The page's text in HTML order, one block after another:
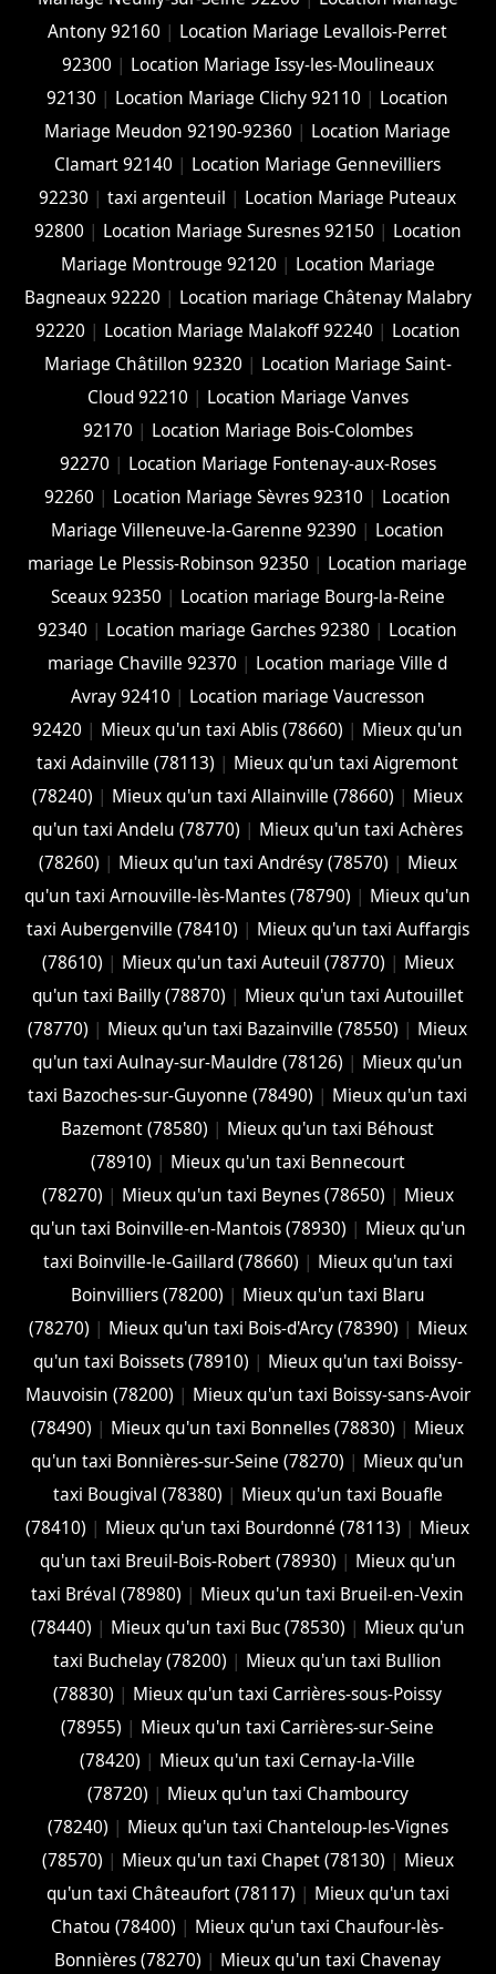
Antony 92160 | Location Mariage Levallois-Perret
92300 | Location Mariage Issy-les-Moulineaux
92130 | Location Mariage Clichy 92110 | Location
Mariage Meudon 92190-92360 | Location Mariage
Clamart 92140 | Location Mariage Gennevilliers
92230 |taxi argenteuil | Location Mariage Puteaux
92800 | Location Mariage Suresnes 92150 | Location
Mariage Montrouge 92120 | Location Mariage
Bagneaux 92220 | Location mariage Châtenay Malabry
92220 | Location Mariage Malakoff 92240 | Location
Mariage Châtillon 92320 | Location Mariage Saint-
Cloud 92210 | Location Mariage Vanves
92170 | Location Mariage Bois-Colombes
92270 | Location Mariage Fontenay-aux-Roses
92260 | Location Mariage Sèvres 92310 | Location
Mariage Villeneuve-la-Garenne 92390 | Location
mariage Le Plessis-Robinson 92350 | Location mariage
Sceaux 92350 | Location mariage Bourg-la-Reine
92340 | Location mariage Garches 92380 | Location
mariage Chaville 92370 | Location mariage Ville d
Avray 92410 | Location mariage Vaucresson
92420 | Mieux qu'un taxi Ablis (78660) | Mieux qu'un
taxi Adainville (78113) | Mieux qu'un taxi Aigremont
(78240) | Mieux qu'un taxi Allainville (78660) | Mieux
qu'un taxi Andelu (78770) | Mieux qu'un taxi Achères
(78260) | Mieux qu'un taxi Andrésy (78570) | Mieux
qu'un taxi Arnouville-lès-Mantes (78790) | Mieux qu'un
taxi Aubergenville (78410) | Mieux qu'un taxi Auffargis
(78610) | Mieux qu'un taxi Auteuil (78770) | Mieux
qu'un taxi Bailly (78870) | Mieux qu'un taxi Autouillet
(78770) | Mieux qu'un taxi Bazainville (78550) | Mieux
qu'un taxi Aulnay-sur-Mauldre (78126) | Mieux qu'un
taxi Bazoches-sur-Guyonne (78490) | Mieux qu'un taxi
Bazemont (78580) | Mieux qu'un taxi Béhoust
(78910) | Mieux qu'un taxi Bennecourt
(78270) | Mieux qu'un taxi Beynes (78650) | Mieux
qu'un taxi Boinville-en-Mantois (78930) | Mieux qu'un
taxi Boinville-le-Gaillard (78660) | Mieux qu'un taxi
Boinvilliers (78200) | Mieux qu'un taxi Blaru
(78270) | Mieux qu'un taxi Bois-d'Arcy (78390) | Mieux
qu'un taxi Boissets (78910) | Mieux qu'un taxi Boissy-
Mauvoisin (78200) | Mieux qu'un taxi Boissy-sans-Avoir
(78490) | Mieux qu'un taxi Bonnelles (78830) | Mieux
qu'un taxi Bonnières-sur-Seine (78270) | Mieux qu'un
taxi Bougival (78380) | Mieux qu'un taxi Bouafle
(78410) | Mieux qu'un taxi Bourdonné (78113) | Mieux
qu'un taxi Breuil-Bois-Robert (78930) | Mieux qu'un
taxi Bréval (78980) | Mieux qu'un taxi Brueil-en-Vexin
(78440) | Mieux qu'un taxi Buc (78530) | Mieux qu'un
taxi Buchelay (78200) | Mieux qu'un taxi Bullion
(78830) | Mieux qu'un taxi Carrières-sous-Poissy
(78955) | Mieux qu'un taxi Carrières-sur-Seine
(78420) | Mieux qu'un taxi Cernay-la-Ville
(78720) | Mieux qu'un taxi Chambourcy
(78240) | Mieux qu'un taxi Chanteloup-les-Vignes
(78570) | Mieux qu'un taxi Chapet (78130) | Mieux
qu'un taxi Châteaufort (78117) | Mieux qu'un taxi
Chatou (78400) | Mieux qu'un taxi Chaufour-lès-
Bonnières (78270) | Mieux qu'un taxi Chavenay